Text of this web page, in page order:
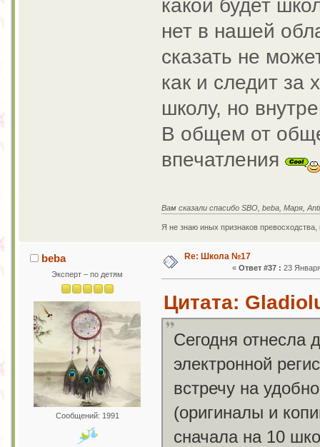
какой будет
нет в нашей
сказать не
как и следит за
школу, но
В общем от
впечатления
Вам сказали спасибо SBO, beba, Маря,
Я не знаю иных признаков
beba
Эксперт – по детям
Сообщений: 1991
Re: Школа №17
« Ответ #37 : 23
Цитата:
Сегодня отнесла
электронной
встречу на
(оригиналы и
сначала на 10